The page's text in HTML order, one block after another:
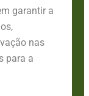
garantir a
nas
para a